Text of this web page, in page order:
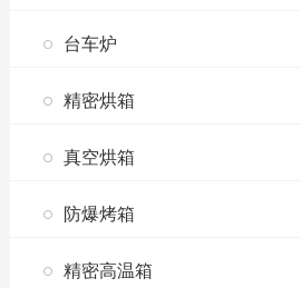
台车炉
精密烘箱
真空烘箱
防爆烤箱
精密高温箱